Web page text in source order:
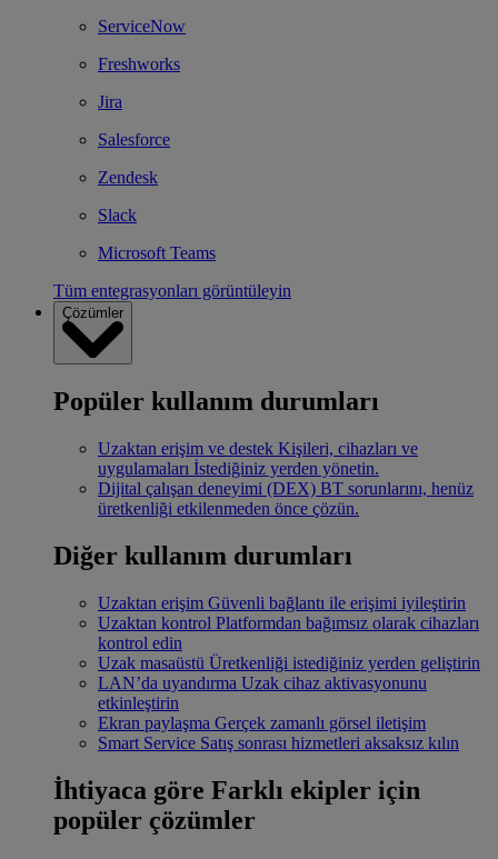
ServiceNow
Freshworks
Jira
Salesforce
Zendesk
Slack
Microsoft Teams
Tüm entegrasyonları görüntüleyin
Çözümler
Popüler kullanım durumları
Uzaktan erişim ve destek Kişileri, cihazları ve
uygulamaları İstediğiniz yerden yönetin.
Dijital çalışan deneyimi (DEX) BT sorunlarını, henüz
üretkenliği etkilenmeden önce çözün.
Diğer kullanım durumları
Uzaktan erişim Güvenli bağlantı ile erişimi iyileştirin
Uzaktan kontrol Platformdan bağımsız olarak cihazları
kontrol edin
Uzak masaüstü Üretkenliği istediğiniz yerden geliştirin
LAN’da uyandırma Uzak cihaz aktivasyonunu
etkinleştirin
Ekran paylaşma Gerçek zamanlı görsel iletişim
Smart Service Satış sonrası hizmetleri aksaksız kılın
İhtiyaca göre Farklı ekipler için
popüler çözümler